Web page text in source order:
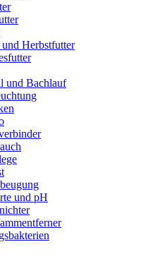
Herbstfutter
und Bachlauf
und pH